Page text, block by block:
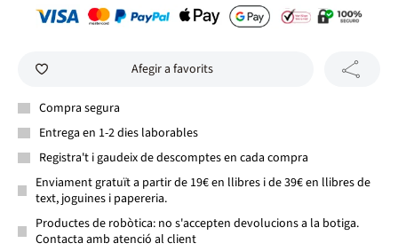
Afegir a favorits
Compra segura
Entrega en 1-2 dies laborables
Registra't i gaudeix de descomptes en cada compra
Enviament gratuït a partir de 19€ en llibres i de 39€ en llibres de
text, joguines i papereria.
Productes de robòtica: no s'accepten devolucions a la botiga.
Contacta amb atenció al client